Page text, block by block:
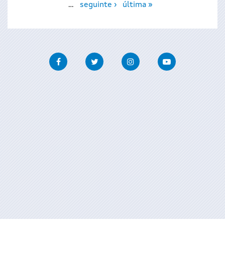
…
seguinte › última »
FacebookTwitter InstagramYoutube